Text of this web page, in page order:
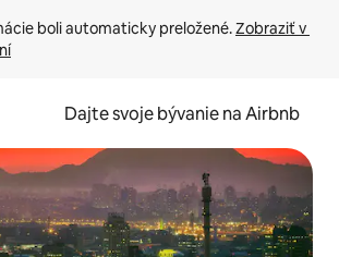
boli automaticky preložené. Zobraziť v
Dajte svoje bývanie na Airbnb